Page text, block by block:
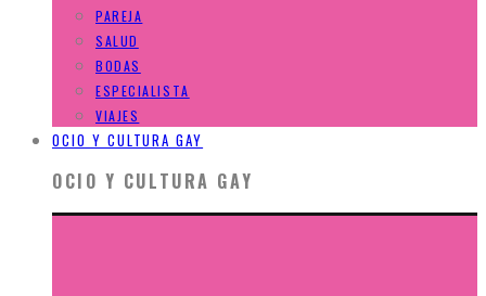
PAREJA
SALUD
BODAS
ESPECIALISTA
VIAJES
OCIO Y CULTURA GAY
OCIO Y CULTURA GAY